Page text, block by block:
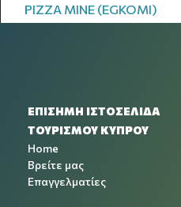
PIZZA MINE (EGKOMI)
ΕΠΙΣΗΜΗ ΙΣΤΟΣΕΛΙΔΑ
ΤΟΥΡΙΣΜΟΥ ΚΥΠΡΟΥ
Home
Βρείτε μας
Επαγγελματίες